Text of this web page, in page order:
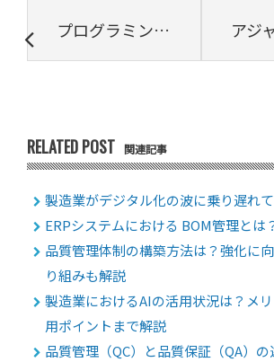
プログラミングスキル判定サービス TOPSIC AtCoder Beginner Contestの過去問題提供を開始
RELATED POST 関連記事
製造業がデジタル化の波に乗り遅れ
ERPシステムにおける BOM管理とは
品質管理体制の構築方法は？強化に
り組みも解説
製造業におけるAIの活用状況は？メ
用ポイントまで解説
品質管理（QC）と品質保証（QA）の